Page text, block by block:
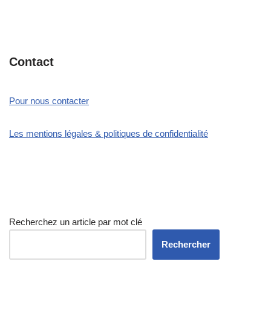
Contact
Pour nous contacter
Les mentions légales & politiques de confidentialité
Recherchez un article par mot clé
Rechercher